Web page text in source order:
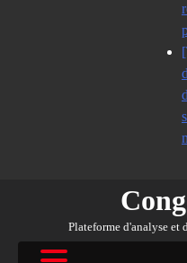
Plateforme d'analyse